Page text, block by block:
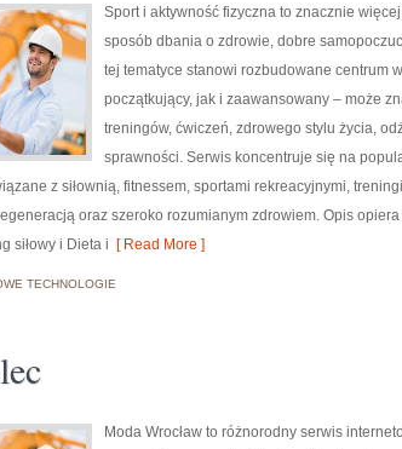
Sport i aktywność fizyczna to znacznie
sposób dbania o zdrowie, dobre
tej tematyce stanowi rozbudowane centrum
początkujący, jak i zaawansowany – może
treningów, ćwiczeń, zdrowego stylu życia,
sprawności. Serwis koncentruje się na
z siłownią, fitnessem, sportami rekreacyjnymi,
oraz szeroko rozumianym zdrowiem. Opis
siłowy i Dieta i [ Read More ]
TECHNOLOGIE
Moda Wrocław to różnorodny serwis